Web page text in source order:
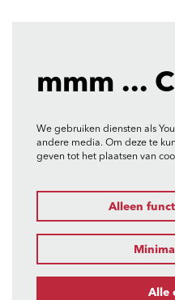
mmm ...
We gebruiken diensten als
andere media. Om deze te
geven tot het plaatsen van
Alleen
Alle